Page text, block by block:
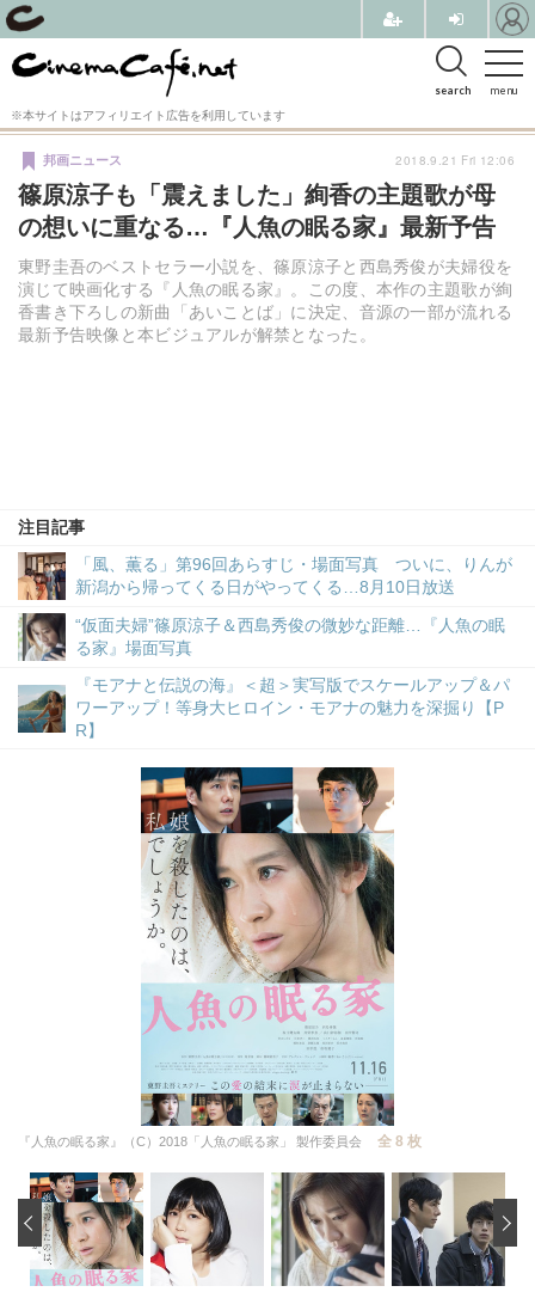
menu
search
※本サイトはアフィリエイト広告を利用しています
篠原涼子も「震えました」絢香の主題歌が母
の想いに重なる…『人魚の眠る家』最新予告
東野圭吾のベストセラー小説を、篠原涼子と西島秀俊が夫婦役を
演じて映画化する『人魚の眠る家』。この度、本作の主題歌が絢
香書き下ろしの新曲「あいことば」に決定、音源の一部が流れる
最新予告映像と本ビジュアルが解禁となった。
邦画ニュース
注目記事
「風、薫る」第96回あらすじ・場面写真 ついに、りんが
新潟から帰ってくる日がやってくる…8月10日放送
“仮面夫婦”篠原涼子＆西島秀俊の微妙な距離…『人魚の眠
る家』場面写真
『モアナと伝説の海』＜超＞実写版でスケールアップ＆パ
ワーアップ！等身大ヒロイン・モアナの魅力を深掘り【P
R】
2018.9.21 Fri 12:06
『人魚の眠る家』（C）2018「人魚の眠る家」 製作委員会 全 8 枚
‹